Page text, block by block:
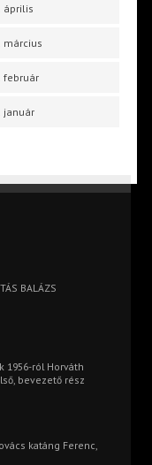
április
március
február
január
BALÁZS
1956-ról Horváth
bevezető rész
katáng Ferenc,